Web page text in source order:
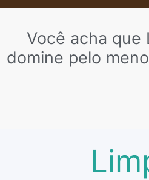
Você acha que
domine pelo